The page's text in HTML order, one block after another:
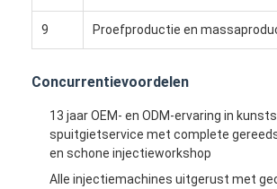
precisieinjectie het vormen
Het enige Geschotene Injectie Vormen
9 Proefproductie en
Concurrentievoordelen
13 jaar OEM- en ODM-ervaring in
spuitgietservice met complete
en schone injectieworkshop
Alle injectiemachines uitgerust met